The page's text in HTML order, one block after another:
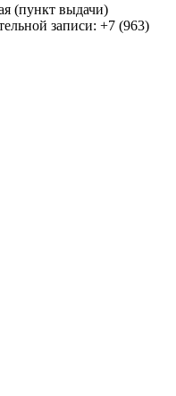
(пункт выдачи)
записи: +7 (963)